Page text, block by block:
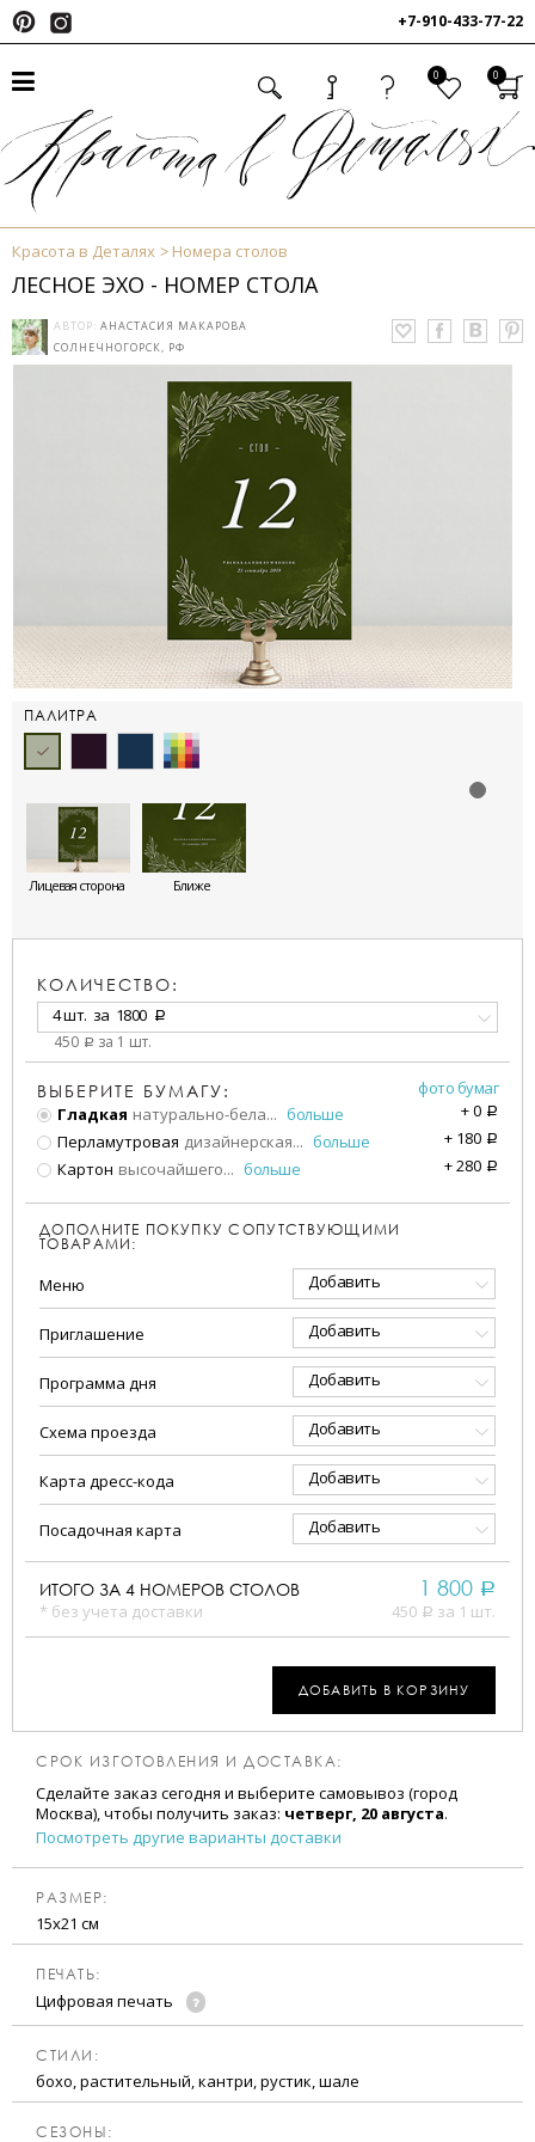
+7-910-433-77-22
0 0
Красота в Деталях Номера столов
ЛЕСНОЕ ЭХО - НОМЕР СТОЛА
АВТОР: АНАСТАСИЯ МАКАРОВА
СОЛНЕЧНОГОРСК, РФ
ПАЛИТРА
Лицевая сторона Ближе
КОЛИЧЕСТВО:
4 шт. за 1800 a
450 a за 1 шт.
ВЫБЕРИТЕ БУМАГУ:
фото бумаг
Гладкая натурально-бела... больше +0 a
Перламутровая дизайнерская... больше + 180 a
Картон высочайшего... больше +280 a
ДОПОЛНИТЕ ПОКУПКУ СОПУТСТВУЮЩИМИ
ТОВАРАМИ:
Меню Добавить
Приглашение Добавить
Программа дня Добавить
Схема проезда Добавить
Карта дресс-кода Добавить
Посадочная карта Добавить
ИТОГО ЗА 4 НОМЕРОВ СТОЛОВ
* без учета доставки
1 800 a
450 a за 1 шт.
ДОБАВИТЬ В КОРЗИНУ
СРОК ИЗГОТОВЛЕНИЯ И ДОСТАВКА:
Сделайте заказ сегодня и выберите самовывоз (город
Москва), чтобы получить заказ: четверг, 20 августа.
Посмотреть другие варианты доставки
РАЗМЕР:
15х21 см
ПЕЧАТЬ:
Цифровая печать
CТИЛИ:
бохо, растительный, кантри, рустик, шале
CЕЗОНЫ: